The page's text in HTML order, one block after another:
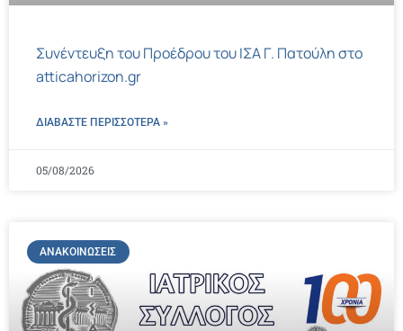
Συνέντευξη του Προέδρου του ΙΣΑ Γ. Πατούλη στο
atticahorizon.gr
ΔΙΑΒΑΣΤΕ ΠΕΡΙΣΣΌΤΕΡΑ »
05/08/2026
ΑΝΑΚΟΙΝΏΣΕΙΣ